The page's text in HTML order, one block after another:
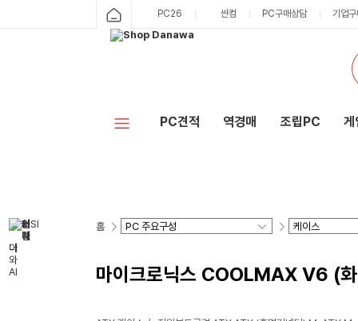
PC26 싼컴 PC구매상담 기업
PC견적 역경매 조립PC 게
홈
마이크로닉스 COOLMAX V6 (